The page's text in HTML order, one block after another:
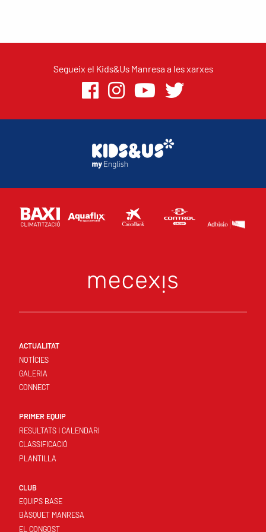
Segueix el Kids&Us Manresa a les xarxes
ACTUALITAT
NOTÍCIES
GALERIA
CONNECT
PRIMER EQUIP
RESULTATS I CALENDARI
CLASSIFICACIÓ
PLANTILLA
CLUB
EQUIPS BASE
BÀSQUET MANRESA
EL CONGOST